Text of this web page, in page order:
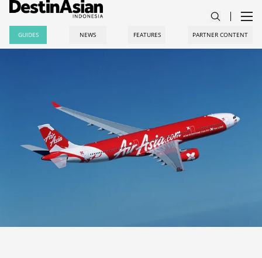
GUIDES NEWS FEATURES PARTNER CONTENT